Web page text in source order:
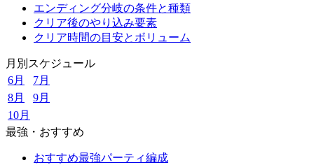
エンディング分岐の条件と種類
クリア後のやり込み要素
クリア時間の目安とボリューム
月別スケジュール
6月
7月
8月
9月
10月
最強・おすすめ
おすすめ最強パーティ編成